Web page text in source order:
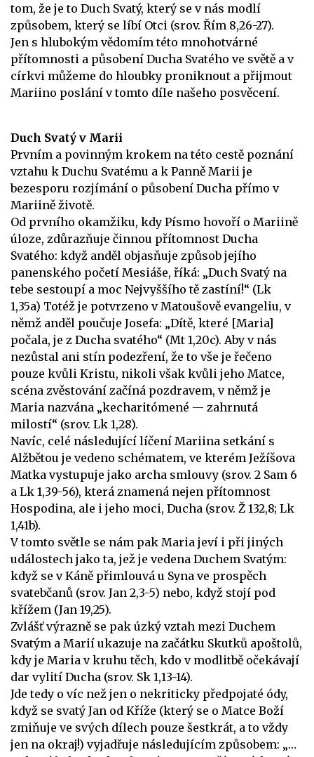
tom, že je to Duch Svatý, který se v nás modlí
způsobem, který se líbí Otci (srov. Řím 8,26-27).
Jen s hlubokým vědomím této mnohotvárné
přítomnosti a působení Ducha Svatého ve světě a v
církvi můžeme do hloubky proniknout a přijmout
Mariino poslání v tomto díle našeho posvěcení.
Duch Svatý v Marii
Prvním a povinným krokem na této cestě poznání
vztahu k Duchu Svatému a k Panně Marii je
bezesporu rozjímání o působení Ducha přímo v
Mariině životě.
Od prvního okamžiku, kdy Písmo hovoří o Mariině
úloze, zdůrazňuje činnou přítomnost Ducha
Svatého: když anděl objasňuje způsob jejího
panenského početí Mesiáše, říká: „Duch Svatý na
tebe sestoupí a moc Nejvyššího tě zastíní!“ (Lk
1,35a) Totéž je potvrzeno v Matoušově evangeliu, v
němž anděl poučuje Josefa: „Dítě, které [Maria]
počala, je z Ducha svatého“ (Mt 1,20c). Aby v nás
nezůstal ani stín podezření, že to vše je řečeno
pouze kvůli Kristu, nikoli však kvůli jeho Matce,
scéna zvěstování začíná pozdravem, v němž je
Maria nazvána „kecharitómené — zahrnutá
milostí“ (srov. Lk 1,28).
Navíc, celé následující líčení Mariina setkání s
Alžbětou je vedeno schématem, ve kterém Ježíšova
Matka vystupuje jako archa smlouvy (srov. 2 Sam 6
a Lk 1,39-56), která znamená nejen přítomnost
Hospodina, ale i jeho moci, Ducha (srov. Ž 132,8; Lk
1,41b).
V tomto světle se nám pak Maria jeví i při jiných
událostech jako ta, jež je vedena Duchem Svatým:
když se v Káně přimlouvá u Syna ve prospěch
svatebčanů (srov. Jan 2,3-5) nebo, když stojí pod
křížem (Jan 19,25).
Zvlášť výrazně se pak úzký vztah mezi Duchem
Svatým a Marií ukazuje na začátku Skutků apoštolů,
kdy je Maria v kruhu těch, kdo v modlitbě očekávají
dar vylití Ducha (srov. Sk 1,13-14).
Jde tedy o víc než jen o nekriticky předpojaté ódy,
když se svatý Jan od Kříže (který se o Matce Boží
zmiňuje ve svých dílech pouze šestkrát, a to vždy
jen na okraj!) vyjadřuje následujícím způsobem: „…